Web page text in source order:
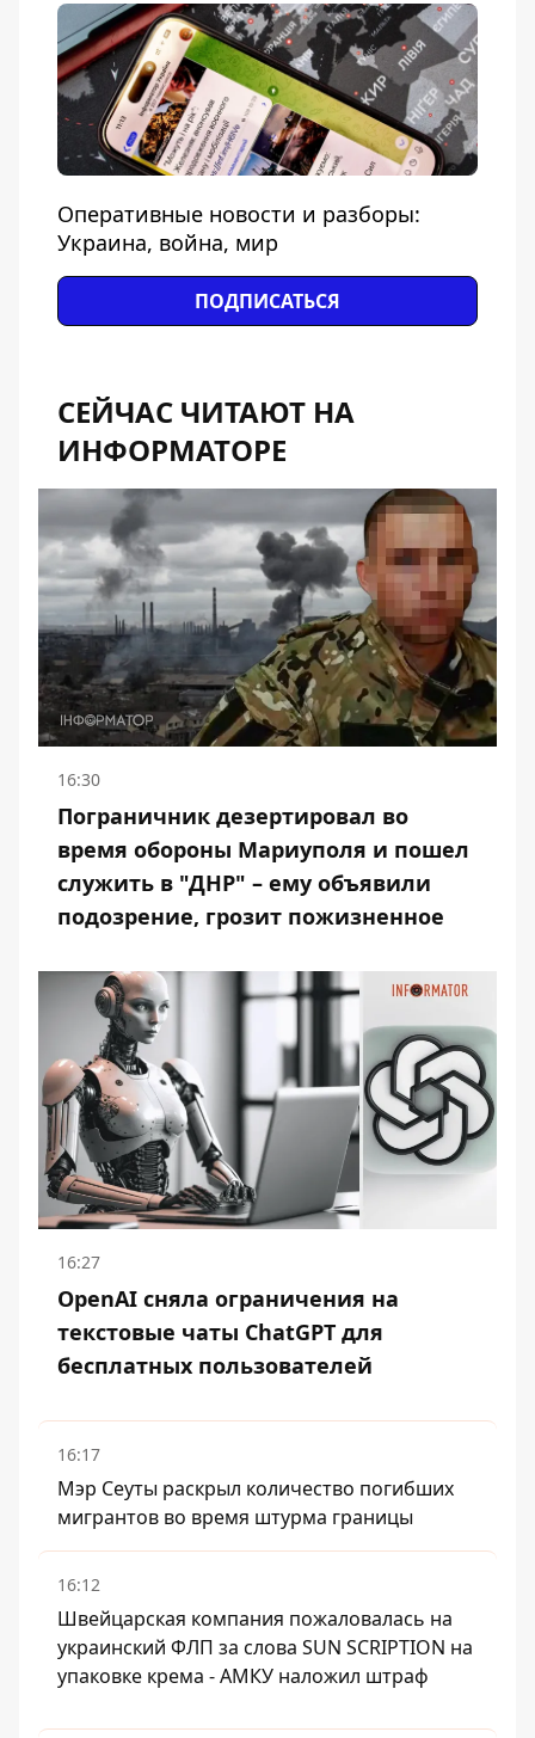
Оперативные новости и разборы:
Украина, война, мир
ПОДПИСАТЬСЯ
СЕЙЧАС ЧИТАЮТ НА
ИНФОРМАТОРЕ
16:30
Пограничник дезертировал во
время обороны Мариуполя и пошел
служить в "ДНР" – ему объявили
подозрение, грозит пожизненное
16:27
OpenAI сняла ограничения на
текстовые чаты ChatGPT для
бесплатных пользователей
16:17
Мэр Сеуты раскрыл количество погибших
мигрантов во время штурма границы
16:12
Швейцарская компания пожаловалась на
украинский ФЛП за слова SUN SCRIPTION на
упаковке крема - АМКУ наложил штраф